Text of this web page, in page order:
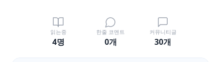
읽는중
4명
한줄 코멘트
0개
커뮤니티글
30개